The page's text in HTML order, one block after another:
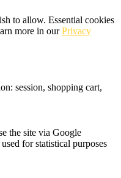
to allow. Essential cookies
more in our Privacy
session, shopping cart,
the site via Google
for statistical purposes